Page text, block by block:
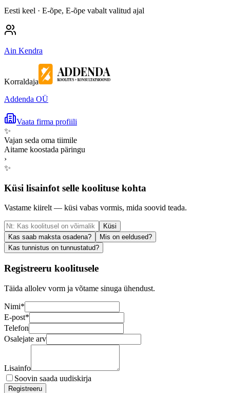
Eesti keel · E-õpe, E-õpe vabalt valitud ajal
Ain Kendra
Korraldaja
Addenda OÜ
Vaata firma profiili
✨
Vajan seda oma tiimile
Aitame koostada päringu
›
✨
Küsi lisainfot selle koolituse kohta
Vastame kiirelt — küsi vabas vormis, mida soovid teada.
Küsi
Kas saab maksta osadena?
Mis on eeldused?
Kas tunnistus on tunnustatud?
Registreeru koolitusele
Täida allolev vorm ja võtame sinuga ühendust.
Nimi*
E-post*
Telefon
Osalejate arv
Lisainfo
Soovin saada uudiskirja
Registreeru